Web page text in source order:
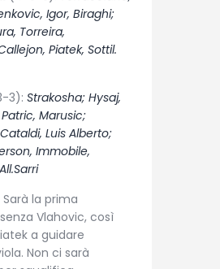
Igor, Biraghi;
Torreira,
Piatek, Sottil.
3): Strakosha; Hysaj,
Patric, Marusic;
Luis Alberto;
Immobile,
Sarà la prima
Vlahovic, così
a guidare
Non ci sarà